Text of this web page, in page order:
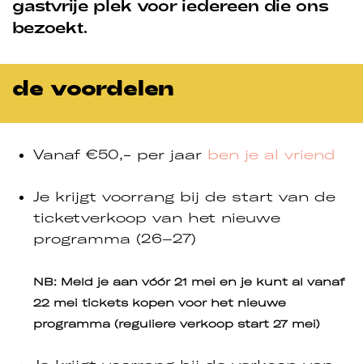
gastvrije plek voor iedereen die ons
bezoekt.
de voordelen
Vanaf €50,- per jaar ben je al vriend
Je krijgt voorrang bij de start van de
ticketverkoop van het nieuwe
programma (26–27)
NB: Meld je aan vóór 21 mei en je kunt al vanaf
22 mei tickets kopen voor het nieuwe
programma (reguliere verkoop start 27 mei)